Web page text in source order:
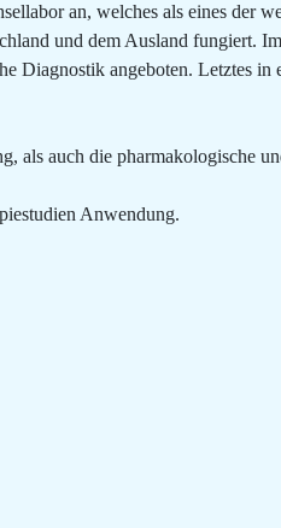
an, welches als eines der
und dem Ausland fungiert.
Diagnostik angeboten. Letztes in
als auch die pharmakologische
Anwendung.